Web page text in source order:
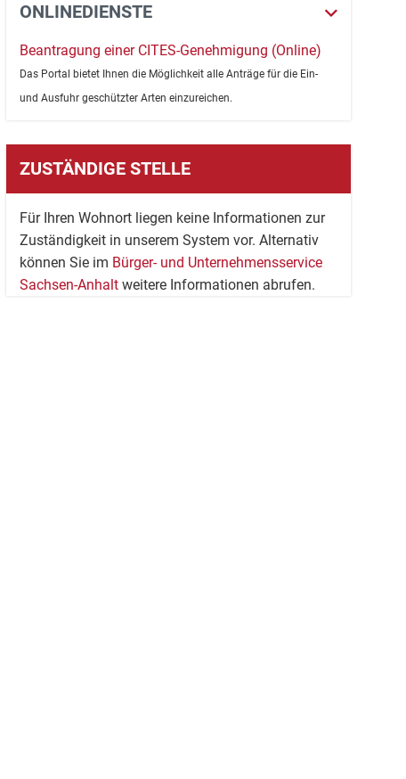
ONLINEDIENSTE
Beantragung einer CITES-Genehmigung (Online)
Das Portal bietet Ihnen die Möglichkeit alle Anträge für die Ein-
und Ausfuhr geschützter Arten einzureichen.
ZUSTÄNDIGE STELLE
Für Ihren Wohnort liegen keine Informationen zur
Zuständigkeit in unserem System vor. Alternativ
können Sie im Bürger- und Unternehmensservice
Sachsen-Anhalt weitere Informationen abrufen.